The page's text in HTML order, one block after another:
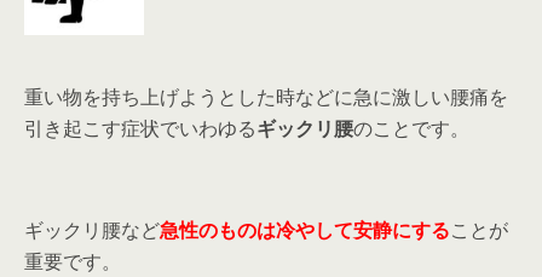
重い物を持ち上げようとした時などに急に激しい腰痛を
引き起こす症状でいわゆるギックリ腰のことです。
ギックリ腰など急性のものは冷やして安静にすることが
重要です。